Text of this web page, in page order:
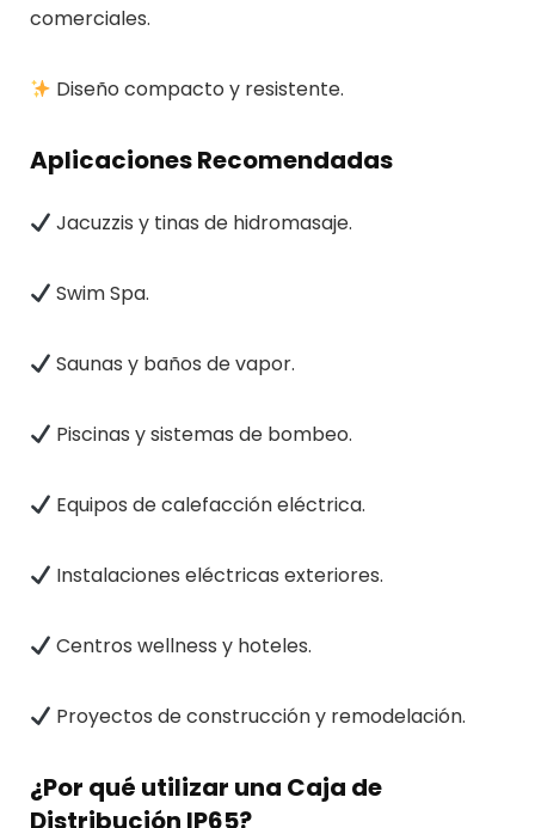
comerciales.
Diseño compacto y resistente.
Aplicaciones Recomendadas
Jacuzzis y tinas de hidromasaje.
Swim Spa.
Saunas y baños de vapor.
Piscinas y sistemas de bombeo.
Equipos de calefacción eléctrica.
Instalaciones eléctricas exteriores.
Centros wellness y hoteles.
Proyectos de construcción y remodelación.
¿Por qué utilizar una Caja de
Distribución IP65?